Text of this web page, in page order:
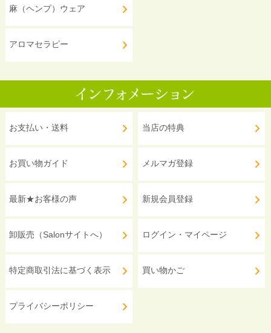
麻（ヘンプ）ウェア
アロマセラピー
お支払い・送料
お買い物ガイド
最新★お客様の声
卸販売（Salonサイトへ）
特定商取引法に基づく表示
プライバシーポリシー
当店の特典
メルマガ登録
新規会員登録
ログイン・マイページ
買い物かご